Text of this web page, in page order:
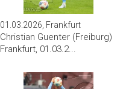
01.03.2026, Frankfurt
Christian Guenter (Freiburg)
Frankfurt, 01.03.2...